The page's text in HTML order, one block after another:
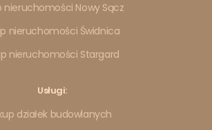
nieruchomości Nowy Sącz
nieruchomości Świdnica
nieruchomości Stargard
Usługi:
działek budowlanych